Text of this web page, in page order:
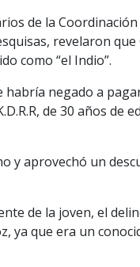
de la
revelaron
como “el Indio”.
habría negado a
de 30 años de
y aprovechó un
de la joven, el
ya que era un